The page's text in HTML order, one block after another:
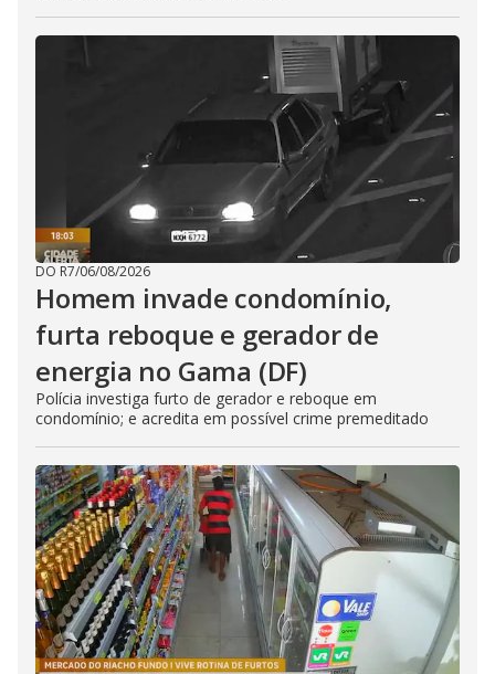
DO R7/06/08/2026
Homem invade condomínio,
furta reboque e gerador de
energia no Gama (DF)
Polícia investiga furto de gerador e reboque em
condomínio; e acredita em possível crime premeditado